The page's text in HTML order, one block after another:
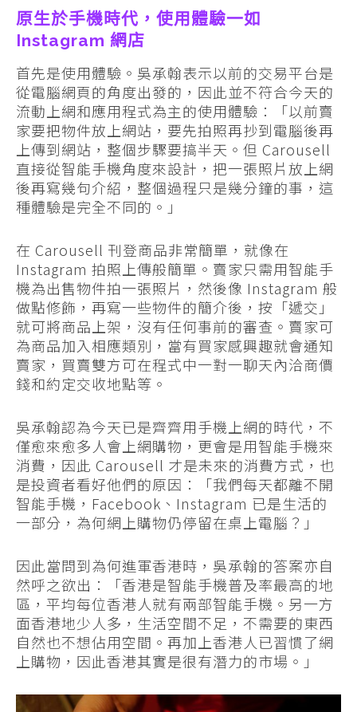
原生於手機時代，使用體驗一如
Instagram 網店
首先是使用體驗。吳承翰表示以前的交易平台是
從電腦網頁的角度出發的，因此並不符合今天的
流動上網和應用程式為主的使用體驗：「以前賣
家要把物件放上網站，要先拍照再抄到電腦後再
上傳到網站，整個步驟要搞半天。但 Carousell
直接從智能手機角度來設計，把一張照片放上網
後再寫幾句介紹，整個過程只是幾分鐘的事，這
種體驗是完全不同的。」
在 Carousell 刊登商品非常簡單，就像在
Instagram 拍照上傳般簡單。賣家只需用智能手
機為出售物件拍一張照片，然後像 Instagram 般
做點修飾，再寫一些物件的簡介後，按「遞交」
就可將商品上架，沒有任何事前的審查。賣家可
為商品加入相應類別，當有買家感興趣就會通知
賣家，買賣雙方可在程式中一對一聊天內洽商價
錢和約定交收地點等。
吳承翰認為今天已是齊齊用手機上網的時代，不
僅愈來愈多人會上網購物，更會是用智能手機來
消費，因此 Carousell 才是未來的消費方式，也
是投資者看好他們的原因：「我們每天都離不開
智能手機，Facebook、Instagram 已是生活的
一部分，為何網上購物仍停留在桌上電腦？」
因此當問到為何進軍香港時，吳承翰的答案亦自
然呼之欲出：「香港是智能手機普及率最高的地
區，平均每位香港人就有兩部智能手機。另一方
面香港地少人多，生活空間不足，不需要的東西
自然也不想佔用空間。再加上香港人已習慣了網
上購物，因此香港其實是很有潛力的市場。」